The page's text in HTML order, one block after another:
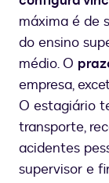
máxima é de
do ensino
médio. O
empresa,
O estagiário
transporte,
acidentes
supervisor e